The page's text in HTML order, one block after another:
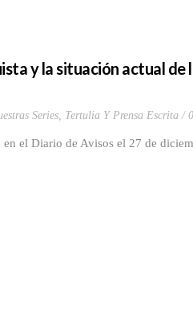
y la situación actual de
Series, Tertulia Y Prensa Escrita
el Diario de Avisos el 27 de